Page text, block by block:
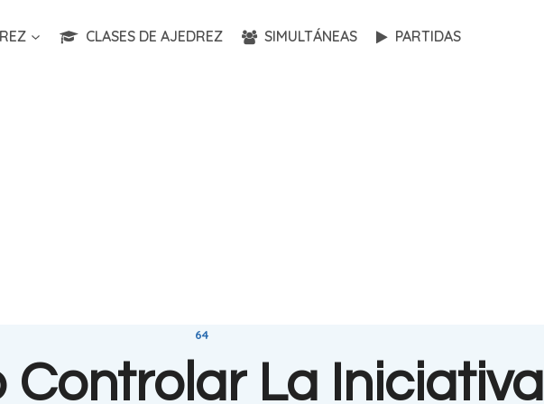
CLASES DE AJEDREZ SIMULTÁNEAS PARTIDAS
64
Controlar La Iniciativa